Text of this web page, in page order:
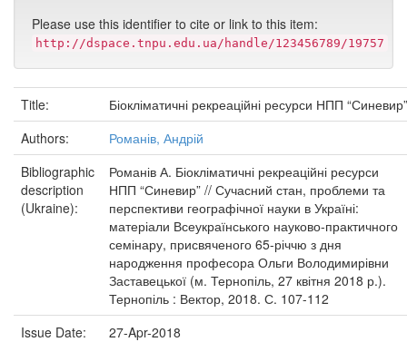
Please use this identifier to cite or link to this item:
http://dspace.tnpu.edu.ua/handle/123456789/19757
Title:
Біокліматичні рекреаційні ресурси НПП “Синевир”
Authors:
Романів, Андрій
Bibliographic
description
(Ukraine):
Романів А. Біокліматичні рекреаційні ресурси
НПП “Синевир” // Сучасний стан, проблеми та
перспективи географічної науки в Україні:
матеріали Всеукраїнського науково-практичного
семінару, присвяченого 65-річчю з дня
народження професора Ольги Володимирівни
Заставецької (м. Тернопіль, 27 квітня 2018 р.).
Тернопіль : Вектор, 2018. С. 107-112
Issue Date:
27-Apr-2018